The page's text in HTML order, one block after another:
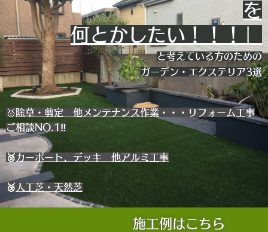
を
何とかしたい！！！」
と考えている方のための
ガーデン・エクステリア3選
🥇 除草・剪定 他メンテナンス作業 ・・・ リフォーム工事
ご相談NO.1‼️
🥈カーポート、デッキ 他アルミ工事
🥉 人工芝・天然芝
施工例はこちら